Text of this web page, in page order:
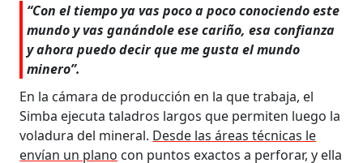
“Con el tiempo ya vas poco a poco conociendo este
mundo y vas ganándole ese cariño, esa confianza
y ahora puedo decir que me gusta el mundo
minero”.
En la cámara de producción en la que trabaja, el
Simba ejecuta taladros largos que permiten luego la
voladura del mineral. Desde las áreas técnicas le
envían un plano con puntos exactos a perforar, y ella